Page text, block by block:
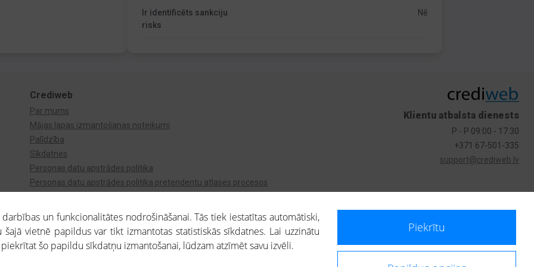
Ir identificēts sankciju
risks
Nē
Crediweb
Par mums
Mājas lapas izmantošanas noteikumi
Palīdzība
Sīkdatnes
Personas datu apstrādes politika
Personas datu apstrādes politika pretendentu atlases procesos
Klientu atbalsta dienests
P - P 09:00 - 17:30
+371 67-501-335
support@crediweb.lv
un funkcionalitātes nodrošināšanai. Tās tiek iestatītas automātiski,
vietnē papildus var tikt izmantotas statistiskās sīkdatnes. Lai uzzinātu
piekrītat šo papildu sīkdatņu izmantošanai, lūdzam atzīmēt savu izvēli.
Piekrītu